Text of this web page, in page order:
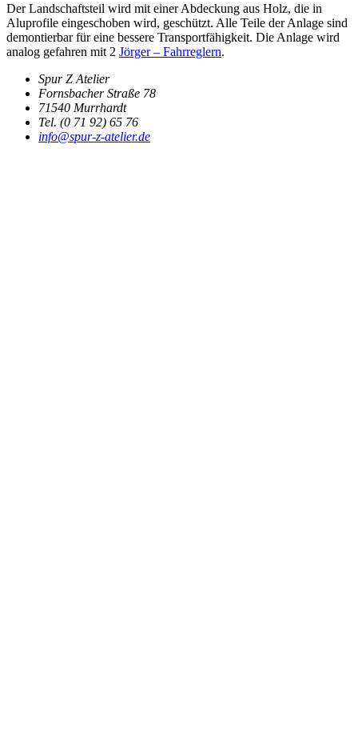
Der Landschaftsteil wird mit einer Abdeckung aus Holz, die in
Aluprofile eingeschoben wird, geschützt. Alle Teile der Anlage sind
demontierbar für eine bessere Transportfähigkeit. Die Anlage wird
analog gefahren mit 2 Jörger – Fahrreglern.
Spur Z Atelier
Fornsbacher Straße 78
71540 Murrhardt
Tel. (0 71 92) 65 76
info@spur-z-atelier.de